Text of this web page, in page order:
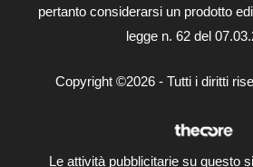
pertanto considerarsi un prodotto
legge n. 62 del
Copyright ©2026 - Tutti i diritti
Le attività pubblicitarie su questo